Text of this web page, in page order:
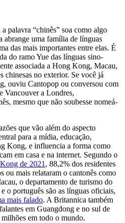
palavra “chinês” soa como algo
abrange uma família de línguas
das mais importantes entre elas. É
do ramo Yue das línguas sino-
associada a Hong Kong, Macau,
chinesas no exterior. Se você já
ouviu Cantopop ou conversou com
Vancouver a Londres,
mesmo que não soubesse nomeá-
que vão além do aspecto
para a mídia, educação,
Kong, e influencia a forma como
em casa e na internet. Segundo o
de 2021 , 88,2% dos residentes
ou mais relataram o cantonês como
o departamento de turismo do
o português são as línguas oficiais,
mais falado. A Britannica também
em Guangdong e no sul de
em todo o mundo.